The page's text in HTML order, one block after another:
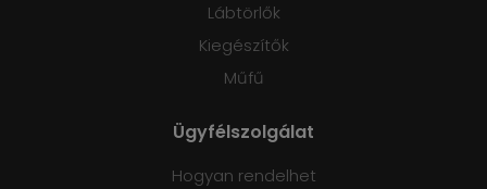
Lábtörlők
Kiegészítők
Műfű
Ügyfélszolgálat
Hogyan rendelhet